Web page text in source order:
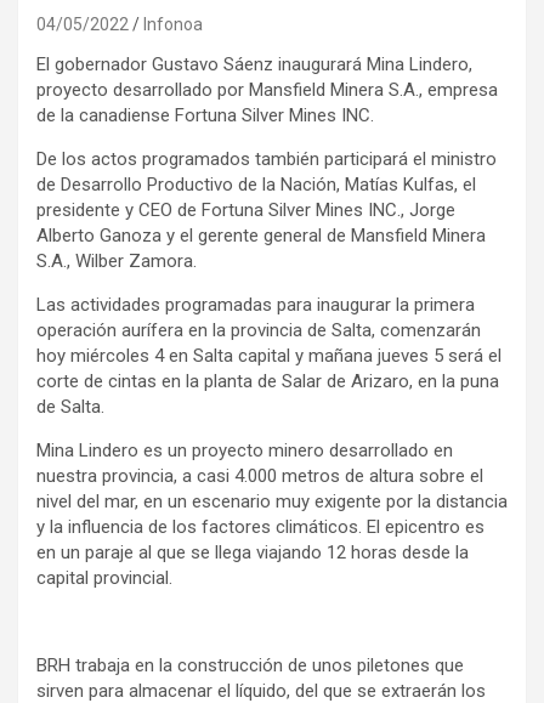
04/05/2022 Infonoa
El gobernador Gustavo Sáenz inaugurará Mina Lindero,
proyecto desarrollado por Mansfield Minera S.A., empresa
de la canadiense Fortuna Silver Mines INC.
De los actos programados también participará el ministro
de Desarrollo Productivo de la Nación, Matías Kulfas, el
presidente y CEO de Fortuna Silver Mines INC., Jorge
Alberto Ganoza y el gerente general de Mansfield Minera
S.A., Wilber Zamora.
Las actividades programadas para inaugurar la primera
operación aurífera en la provincia de Salta, comenzarán
hoy miércoles 4 en Salta capital y mañana jueves 5 será el
corte de cintas en la planta de Salar de Arizaro, en la puna
de Salta.
Mina Lindero es un proyecto minero desarrollado en
nuestra provincia, a casi 4.000 metros de altura sobre el
nivel del mar, en un escenario muy exigente por la distancia
y la influencia de los factores climáticos. El epicentro es
en un paraje al que se llega viajando 12 horas desde la
capital provincial.
BRH trabaja en la construcción de unos piletones que
sirven para almacenar el líquido, del que se extraerán los